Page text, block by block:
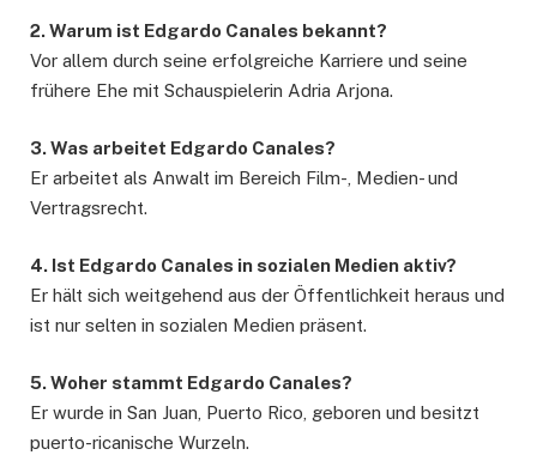
2. Warum ist Edgardo Canales bekannt?
Vor allem durch seine erfolgreiche Karriere und seine
frühere Ehe mit Schauspielerin Adria Arjona.
3. Was arbeitet Edgardo Canales?
Er arbeitet als Anwalt im Bereich Film-, Medien- und
Vertragsrecht.
4. Ist Edgardo Canales in sozialen Medien aktiv?
Er hält sich weitgehend aus der Öffentlichkeit heraus und
ist nur selten in sozialen Medien präsent.
5. Woher stammt Edgardo Canales?
Er wurde in San Juan, Puerto Rico, geboren und besitzt
puerto-ricanische Wurzeln.